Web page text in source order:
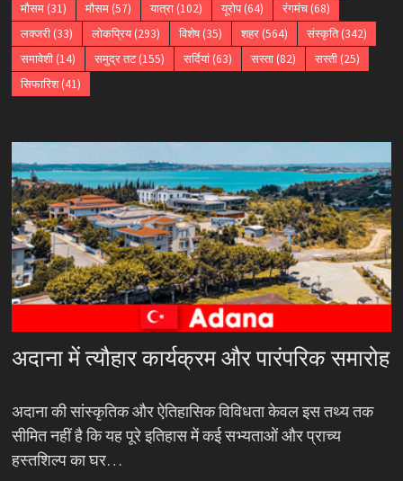
मौसम(31) मौसम(57) यात्रा(102) यूरोप(64) रंगमंच(68)
लक्जरी(33) लोकप्रिय(293) विशेष(35) शहर(564) संस्कृति(342)
समावेशी(14) समुद्र तट(155) सर्दियां(63) सस्ता(82) सस्ती(25)
सिफारिश(41)
अदाना में त्यौहार कार्यक्रम और पारंपरिक समारोह
अदाना की सांस्कृतिक और ऐतिहासिक विविधता केवल इस तथ्य तक
सीमित नहीं है कि यह पूरे इतिहास में कई सभ्यताओं और प्राच्य
हस्तशिल्प का घर…